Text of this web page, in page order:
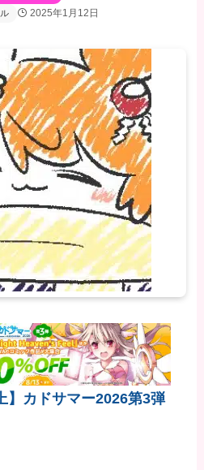
2025年1月12日
】カドサマー2026第3弾